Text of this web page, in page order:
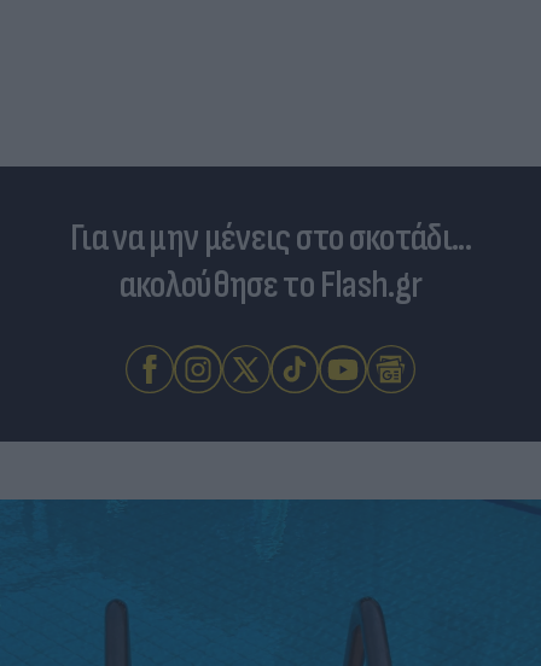
Για να μην μένεις στο σκοτάδι...
ακολούθησε το Flash.gr